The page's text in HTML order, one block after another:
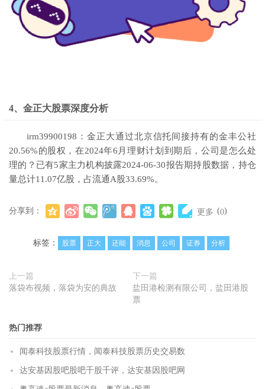
4、金正大股票深度分析
irm39900198：金正大通过北京信托间接持有的金丰公社
20.56%的股权，在2024年6月理财计划到期后，公司是怎么处
理的？已有5家主力机构披露2024-06-30报告期持股数据，持仓
量总计11.07亿股，占流通A股33.69%。
分享到： 更多 (0)
标签： 股票 正大 还能 消息 公司 证券 分析
上一篇
落袋布视频，落袋为安的典故
下一篇
盐田港检测有限公司，盐田港股
票
热门推荐
闻泰科技股票行情，闻泰科技股票历史交易数
达安基因股吧股吧千股千评，达安基因股吧网